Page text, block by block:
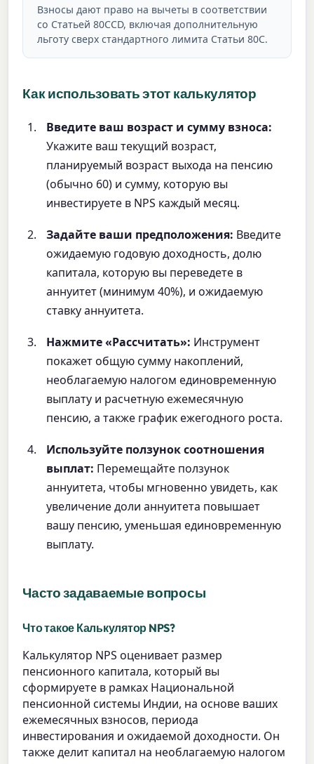
Взносы дают право на вычеты в соответствии
со Статьей 80CCD, включая дополнительную
льготу сверх стандартного лимита Статьи 80C.
Как использовать этот калькулятор
Введите ваш возраст и сумму взноса:
Укажите ваш текущий возраст,
планируемый возраст выхода на пенсию
(обычно 60) и сумму, которую вы
инвестируете в NPS каждый месяц.
Задайте ваши предположения: Введите
ожидаемую годовую доходность, долю
капитала, которую вы переведете в
аннуитет (минимум 40%), и ожидаемую
ставку аннуитета.
Нажмите «Рассчитать»: Инструмент
покажет общую сумму накоплений,
необлагаемую налогом единовременную
выплату и расчетную ежемесячную
пенсию, а также график ежегодного роста.
Используйте ползунок соотношения
выплат: Перемещайте ползунок
аннуитета, чтобы мгновенно увидеть, как
увеличение доли аннуитета повышает
вашу пенсию, уменьшая единовременную
выплату.
Часто задаваемые вопросы
Что такое Калькулятор NPS?
Калькулятор NPS оценивает размер
пенсионного капитала, который вы
сформируете в рамках Национальной
пенсионной системы Индии, на основе ваших
ежемесячных взносов, периода
инвестирования и ожидаемой доходности. Он
также делит капитал на необлагаемую налогом